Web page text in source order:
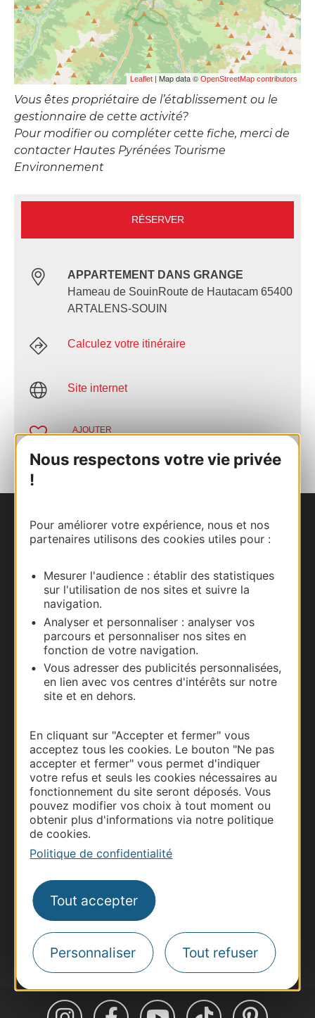
Nous respectons votre vie privée
!
Pour améliorer votre expérience, nous et nos
partenaires utilisons des cookies utiles pour :
Mesurer l'audience : établir des statistiques
sur l'utilisation de nos sites et suivre la
navigation.
Analyser et personnaliser : analyser vos
parcours et personnaliser nos sites en
fonction de votre navigation.
Vous adresser des publicités personnalisées,
en lien avec vos centres d'intérêts sur notre
site et en dehors.
En cliquant sur "Accepter et fermer" vous
acceptez tous les cookies. Le bouton "Ne pas
accepter et fermer" vous permet d'indiquer
votre refus et seuls les cookies nécessaires au
fonctionnement du site seront déposés. Vous
pouvez modifier vos choix à tout moment ou
obtenir plus d'informations via notre politique
de cookies.
Politique de confidentialité
Tout accepter
Personnaliser Tout refuser
Leaflet | Map data © OpenStreetMap contributors
Vous êtes propriétaire de l’établissement ou le
gestionnaire de cette activité?
Pour modifier ou compléter cette fiche, merci de
contacter Hautes Pyrénées Tourisme
Environnement
RÉSERVER
APPARTEMENT DANS GRANGE
Hameau de SouinRoute de Hautacam 65400
ARTALENS-SOUIN
Calculez votre itinéraire
Site internet
AJOUTER
Nous contacter
Documentation
Thermalisme
Business/Mice
Pros d'Occitanie
Site presse et d'influence
Voyagistes
Inscrivez-vous à la lettre d'information
Destination Occitanie pour recevoir des
suggestions de séjours, de visites et de sorties.
Je m'abonne